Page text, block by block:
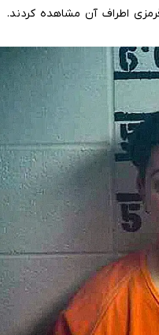
اطراف آن مشاهده کردند.